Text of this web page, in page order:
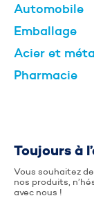
Automobile
Emballage
Acier et
Pharmacie
Toujours à
Vous souhaitez
nos produits,
avec nous !